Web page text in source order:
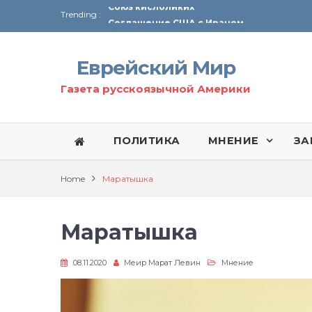
Trending :
Технология Революции в Иране
От Ирана до Ливана и Газы
Еврейский Мир
Газета русскоязычной Америки
ПОЛИТИКА МНЕНИЕ
Home Маратышка
Маратышка
08.11.2020 Меир Марат Левин Мнение